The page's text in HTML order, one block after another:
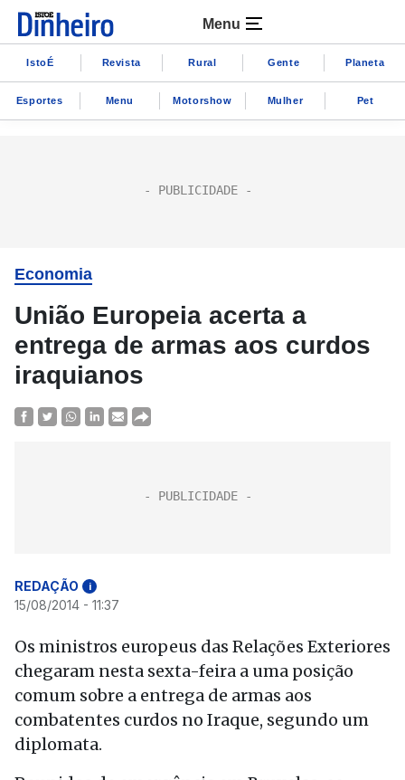
Menu
IstoÉ Revista Rural Gente Planeta
Esportes Menu Motorshow Mulher Pet
Economia
União Europeia acerta a
entrega de armas aos curdos
iraquianos
REDAÇÃO i
15/08/2014 - 11:37
Os ministros europeus das Relações Exteriores
chegaram nesta sexta-feira a uma posição
comum sobre a entrega de armas aos
combatentes curdos no Iraque, segundo um
diplomata.